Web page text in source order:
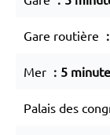
Gare routière
Mer 5
Palais des